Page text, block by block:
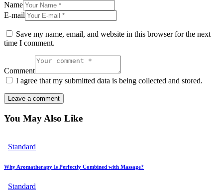
Name
E-mail
Save my name, email, and website in this browser for the next
time I comment.
Comment
I agree that my submitted data is being collected and stored.
You May Also Like
Standard
Why Aromatherapy Is Perfectly Combined with Massage?
Standard